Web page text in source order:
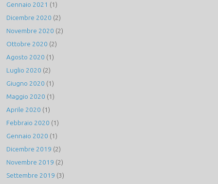
Gennaio 2021 (1)
Dicembre 2020 (2)
Novembre 2020 (2)
Ottobre 2020 (2)
Agosto 2020 (1)
Luglio 2020 (2)
Giugno 2020 (1)
Maggio 2020 (1)
Aprile 2020 (1)
Febbraio 2020 (1)
Gennaio 2020 (1)
Dicembre 2019 (2)
Novembre 2019 (2)
Settembre 2019 (3)